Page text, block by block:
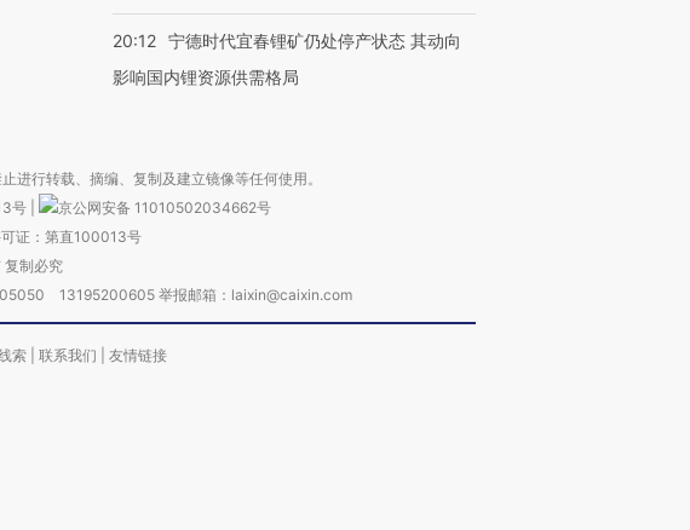
20:12 宁德时代宜春锂矿仍处停产状态 其动向
影响国内锂资源供需格局
进行转载、摘编、复制及建立镜像等任何使用。
号
京公网安备 11010502034662号
证：第直100013号
制必究
13195200605 举报邮箱：laixin@caixin.com
索 联系我们 友情链接